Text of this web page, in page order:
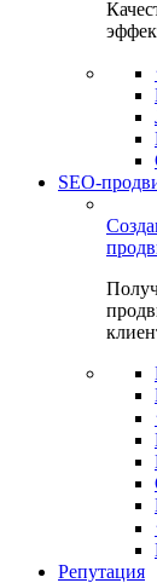
SEO-
Репутация